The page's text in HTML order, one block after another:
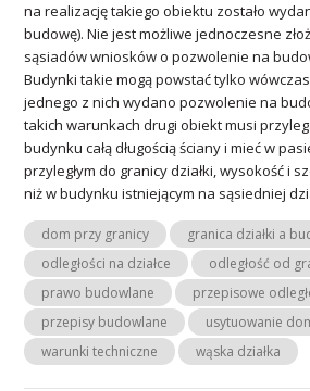
na realizację takiego obiektu zostało
budowę). Nie jest możliwe jednoczesne
sąsiadów wniosków o pozwolenie na
Budynki takie mogą powstać tylko
jednego z nich wydano pozwolenie na
takich warunkach drugi obiekt musi
budynku całą długością ściany i mieć w
przyległym do granicy działki, wysokość i
niż w budynku istniejącym na sąsiedniej
dom przy granicy
granica działki a
odległości na działce
odległość od
prawo budowlane
przepisowe
przepisy budowlane
usytuowanie
warunki techniczne
wąska działka